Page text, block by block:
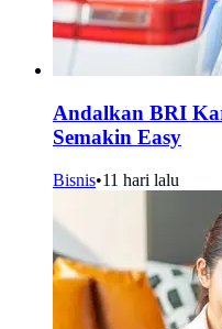
Andalkan BRI
Semakin Easy
Bisnis•11 hari lalu